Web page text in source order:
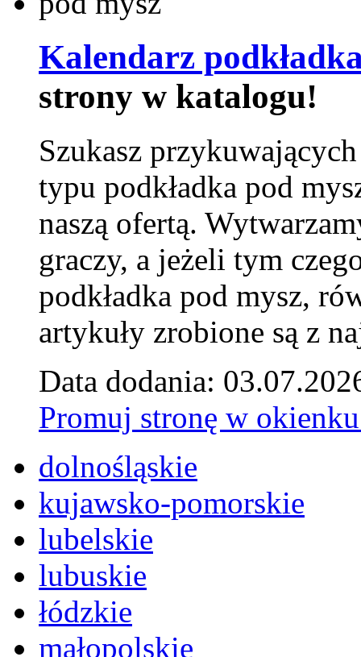
Kalendarz
strony w katalogu!
Szukasz
typu podkładka pod
naszą ofertą.
graczy, a jeżeli tym
podkładka pod mysz,
artykuły zrobione są z
Data dodania:
Promuj stronę w
dolnośląskie
kujawsko-pomorskie
lubelskie
lubuskie
łódzkie
małopolskie